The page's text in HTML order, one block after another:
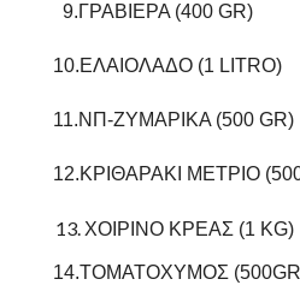
9.ΓΡΑΒΙΕΡΑ (400 GR)
10.ΕΛΑΙΟΛΑΔΟ (1 LITRO)
11.ΝΠ-ΖΥΜΑΡΙΚΑ (500 GR)
12.ΚΡΙΘΑΡΑΚΙ ΜΕΤΡΙΟ
ΧΟΙΡΙΝΟ ΚΡΕΑΣ (1 KG)
14.ΤΟΜΑΤΟΧΥΜΟΣ